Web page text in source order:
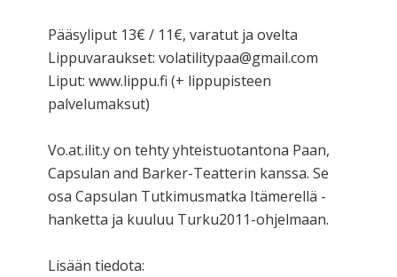
Pääsyliput 13€ / 11€, varatut ja ovelta
Lippuvaraukset: volatilitypaa@gmail.com
Liput: www.lippu.fi (+ lippupisteen
palvelumaksut)
Vo.at.ilit.y on tehty yhteistuotantona Paan,
Capsulan and Barker-Teatterin kanssa. Se
osa Capsulan Tutkimusmatka Itämerellä -
hanketta ja kuuluu Turku2011-ohjelmaan.
Lisään tiedota: